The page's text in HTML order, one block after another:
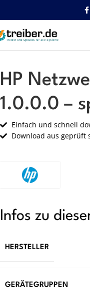
Startseite HP Netzwerk
HP
1.0.0.0 –
Einfach und schnell
Download aus geprüft
Infos zu
HERSTELLER
GERÄTEGRUPPEN